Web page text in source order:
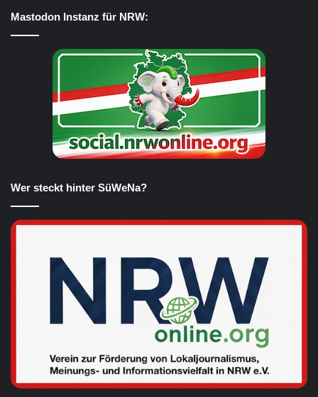
Mastodon Instanz für NRW:
Wer steckt hinter SüWeNa?